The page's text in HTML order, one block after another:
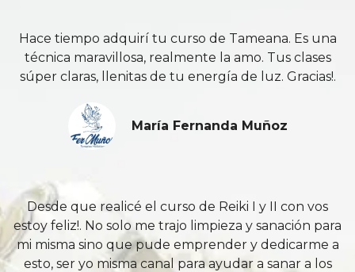
Hace tiempo adquirí tu curso de Tameana. Es una
técnica maravillosa, realmente la amo. Tus clases
súper claras, llenitas de tu energía de luz. Gracias!.
María Fernanda Muñoz
Desde que realicé el curso de Reiki I y II con vos
estoy feliz!. No solo me trajo limpieza y sanación para
mi misma sino que pude emprender y dedicarme a
esto, ser yo misma canal para ayudar a sanar a los